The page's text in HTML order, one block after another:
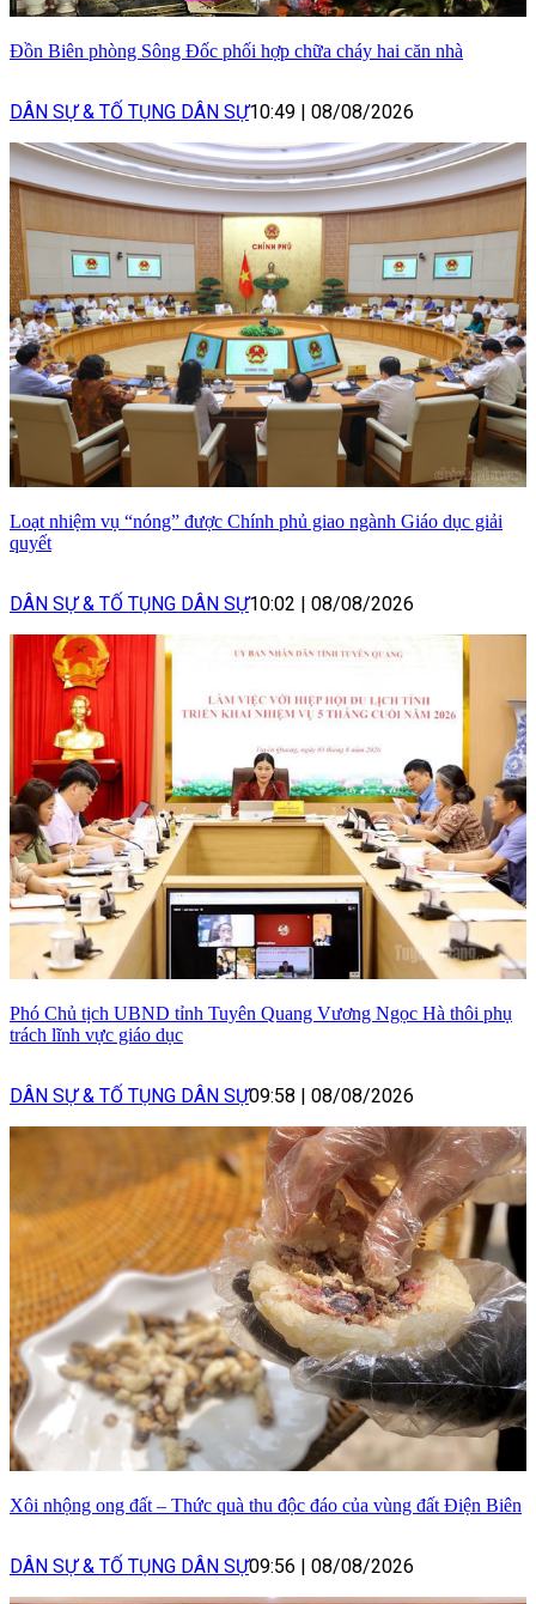
Đồn Biên phòng Sông Đốc phối hợp chữa cháy hai căn nhà
DÂN SỰ & TỐ TỤNG DÂN SỰ10:49 08/08/2026
Loạt nhiệm vụ “nóng” được Chính phủ giao ngành Giáo dục giải
quyết
DÂN SỰ & TỐ TỤNG DÂN SỰ10:02 08/08/2026
Phó Chủ tịch UBND tỉnh Tuyên Quang Vương Ngọc Hà thôi phụ
trách lĩnh vực giáo dục
DÂN SỰ & TỐ TỤNG DÂN SỰ09:58 08/08/2026
Xôi nhộng ong đất – Thức quà thu độc đáo của vùng đất Điện Biên
DÂN SỰ & TỐ TỤNG DÂN SỰ09:56 08/08/2026